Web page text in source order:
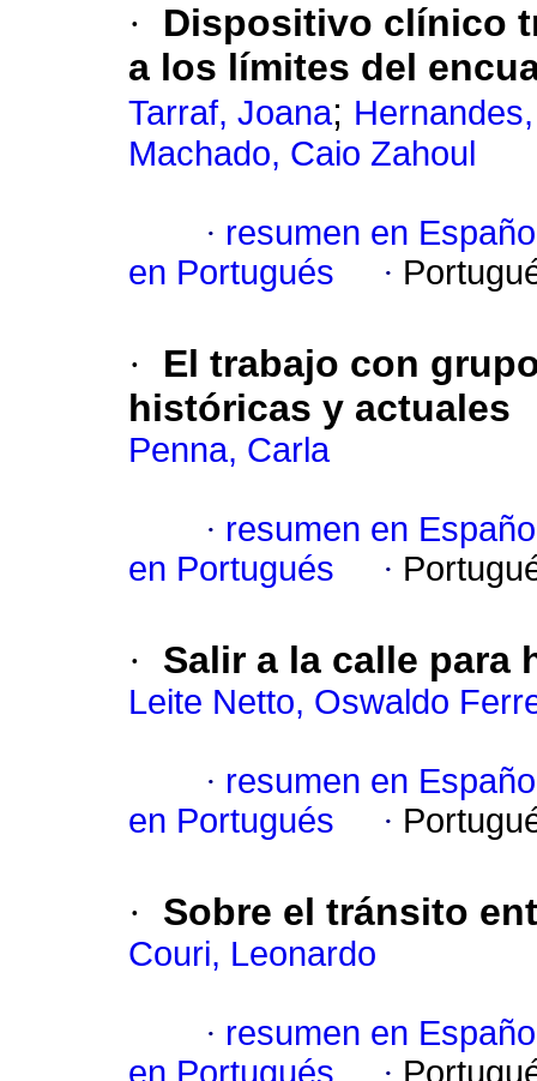
·
Dispositivo clínico
a los límites del
Tarraf, Joana;
Machado, Caio Zahoul
· resumen en
en Portugués
·
·
El trabajo con
históricas y actuales
Penna, Carla
· resumen en
en Portugués
·
· Salir a la calle para
Leite Netto, Oswaldo
· resumen en
en Portugués
·
· Sobre el tránsito
Couri, Leonardo
· resumen en
en Portugués
·